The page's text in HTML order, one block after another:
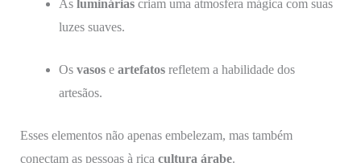
As lumináriascriam uma atmosfera mágica com suas
luzes suaves.
Os vasose artefatosrefletem a habilidade dos
artesãos.
Esses elementos não apenas embelezam, mas também
conectam as pessoas à rica cultura árabe.